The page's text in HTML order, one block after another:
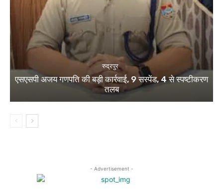
रुद्रपुर
एसएसपी अजय गणपति की बड़ी कार्रवाई, 9 सस्पेंड, 4 से स्पष्टीकरण
तलब
- Advertisement -